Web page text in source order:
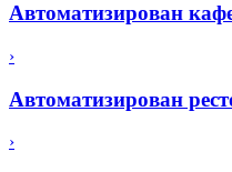
Автоматизирован
›
Автоматизирован
›